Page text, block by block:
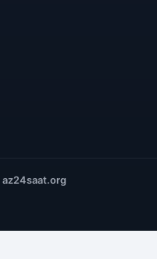
az24saat.org